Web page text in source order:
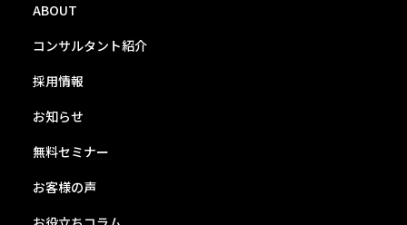
ABOUT
コンサルタント紹介
採用情報
お知らせ
無料セミナー
お客様の声